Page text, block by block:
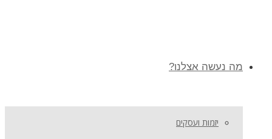
מה נעשה אצלנו?
יזמות ועסקים